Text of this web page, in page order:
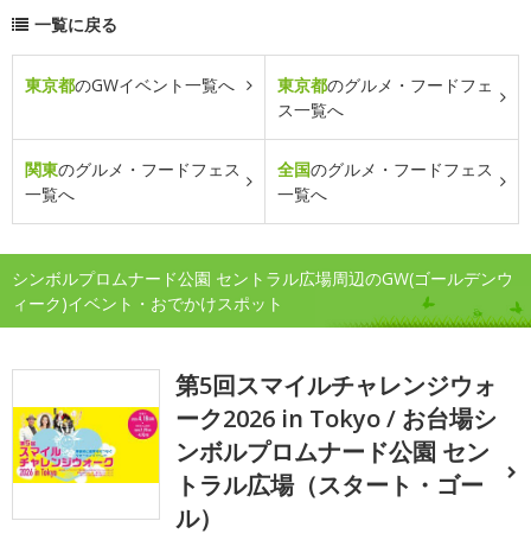
一覧に戻る
東京都のGWイベント一覧へ 東京都のグルメ・フードフェ
ス一覧へ
関東のグルメ・フードフェス
一覧へ
全国のグルメ・フードフェス
一覧へ
シンボルプロムナード公園 セントラル広場周辺のGW(ゴールデンウ
ィーク)イベント・おでかけスポット
第5回スマイルチャレンジウォ
ーク2026 in Tokyo / お台場シ
ンボルプロムナード公園 セン
トラル広場（スタート・ゴー
ル）